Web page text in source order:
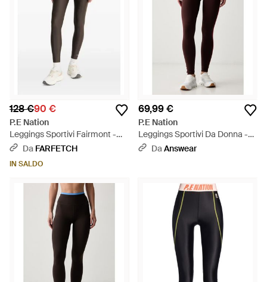
128 €90 €
P.E Nation
Leggings Sportivi Fairmont -
Grigio
Da FARFETCH
IN SALDO
69,99 €
P.E Nation
Leggings Sportivi Da Donna -
NeroDaAnswear